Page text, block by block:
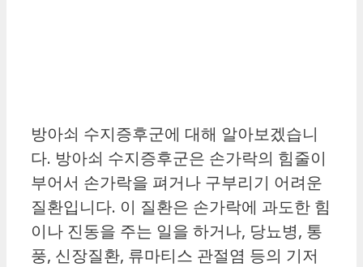
방아쇠 수지증후군에 대해 알아보겠습니
다. 방아쇠 수지증후군은 손가락의 힘줄이
부어서 손가락을 펴거나 구부리기 어려운
질환입니다. 이 질환은 손가락에 과도한 힘
이나 진동을 주는 일을 하거나, 당뇨병, 통
풍, 신장질환, 류마티스 관절염 등의 기저